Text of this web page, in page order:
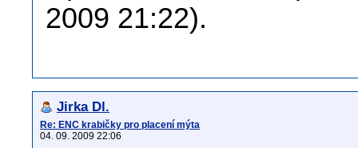
2009 21:22).
Jirka Dl.
Re: ENC krabičky pro placení mýta
04. 09. 2009 22:06